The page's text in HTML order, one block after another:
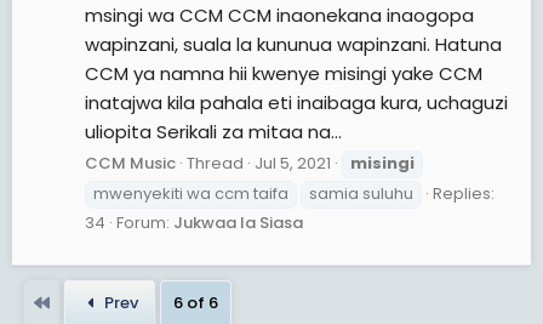
msingi wa CCM CCM inaonekana inaogopa
wapinzani, suala la kununua wapinzani. Hatuna
CCM ya namna hii kwenye misingi yake CCM
inatajwa kila pahala eti inaibaga kura, uchaguzi
uliopita Serikali za mitaa na...
CCM Music Thread Jul 5, 2021
misingi
mwenyekiti wa ccm taifa
samia suluhu
Replies:
34 Forum: Jukwaa la Siasa
Prev 6 of 6